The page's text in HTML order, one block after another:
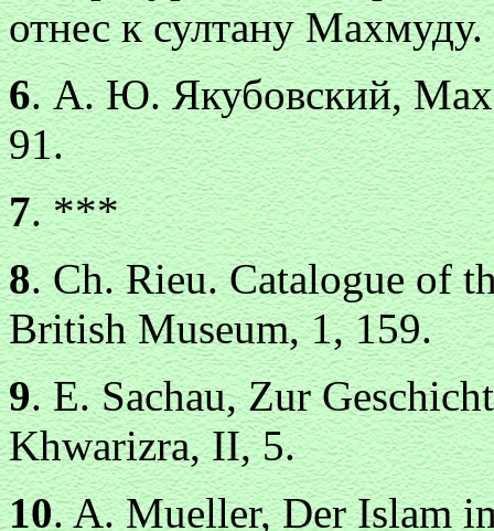
отнес к султану Махмуду.
6. А. Ю. Якубовский,
91.
7. ***
8. Сh. Rieu. Catalogue of
British Museum, 1, 159.
9. E. Sachau, Zur
Khwarizra, II, 5.
10. A. Mueller, Der Islam